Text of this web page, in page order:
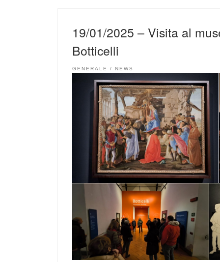
19/01/2025 – Visita al
Botticelli
GENERALE NEWS
CORSI DI ITALIANO – AIUTIAMO AD